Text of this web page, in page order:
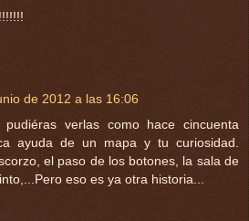
de 2012 a las 16:06
verlas como hace cincuenta
ayuda de un mapa y tu curiosidad.
el paso de los botones, la sala de
eso es ya otra historia...